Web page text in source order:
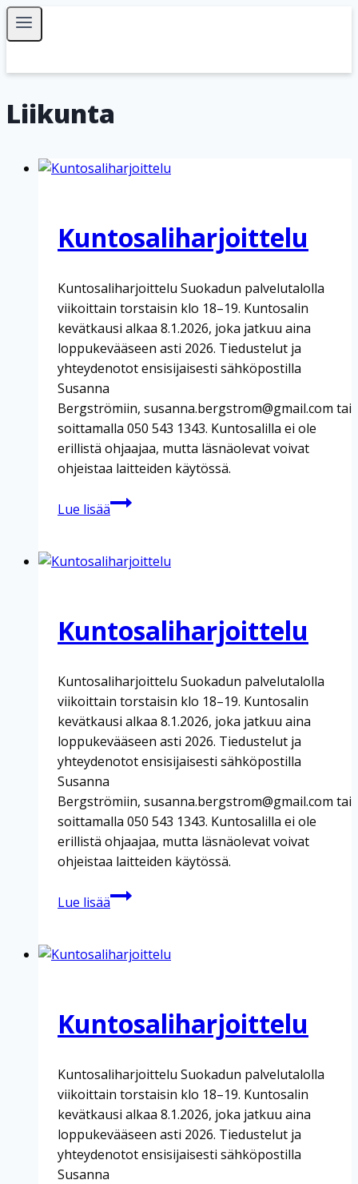
Siirry
sisältöön
Liikunta
Kuntosaliharjoittelu
Kuntosaliharjoittelu Suokadun palvelutalolla
viikoittain torstaisin klo 18–19. Kuntosalin
kevätkausi alkaa 8.1.2026, joka jatkuu aina
loppukevääseen asti 2026. Tiedustelut ja
yhteydenotot ensisijaisesti sähköpostilla
Susanna
Bergströmiin, susanna.bergstrom@gmail.com tai
soittamalla 050 543 1343. Kuntosalilla ei ole
erillistä ohjaajaa, mutta läsnäolevat voivat
ohjeistaa laitteiden käytössä.
Lue lisääKuntosaliharjoittelu
Kuntosaliharjoittelu
Kuntosaliharjoittelu Suokadun palvelutalolla
viikoittain torstaisin klo 18–19. Kuntosalin
kevätkausi alkaa 8.1.2026, joka jatkuu aina
loppukevääseen asti 2026. Tiedustelut ja
yhteydenotot ensisijaisesti sähköpostilla
Susanna
Bergströmiin, susanna.bergstrom@gmail.com tai
soittamalla 050 543 1343. Kuntosalilla ei ole
erillistä ohjaajaa, mutta läsnäolevat voivat
ohjeistaa laitteiden käytössä.
Lue lisääKuntosaliharjoittelu
Kuntosaliharjoittelu
Kuntosaliharjoittelu Suokadun palvelutalolla
viikoittain torstaisin klo 18–19. Kuntosalin
kevätkausi alkaa 8.1.2026, joka jatkuu aina
loppukevääseen asti 2026. Tiedustelut ja
yhteydenotot ensisijaisesti sähköpostilla
Susanna